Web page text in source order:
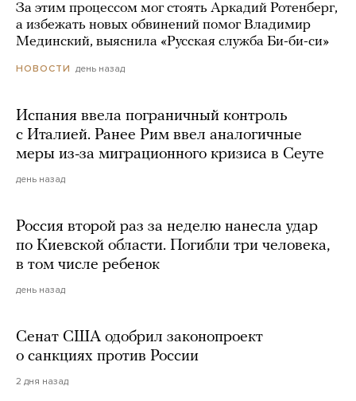
За этим процессом мог стоять Аркадий Ротенберг,
а избежать новых обвинений помог Владимир
Мединский, выяснила «Русская служба Би-би-си»
НОВОСТИ день назад
Испания ввела пограничный контроль
с Италией. Ранее Рим ввел аналогичные
меры из-за миграционного кризиса в Сеуте
день назад
Россия второй раз за неделю нанесла удар
по Киевской области. Погибли три человека,
в том числе ребенок
день назад
Сенат США одобрил законопроект
о санкциях против России
2 дня назад